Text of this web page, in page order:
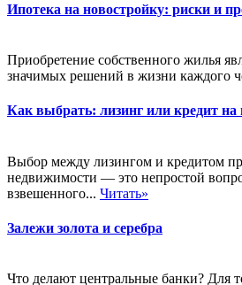
Ипотека на новостройку: риски и
Приобретение собственного жилья
значимых решений в жизни каждого
Как выбрать: лизинг или кредит на
Выбор между лизингом и кредитом
недвижимости — это непростой
взвешенного... Читать»
Залежи золота и серебра
Что делают центральные банки? Для